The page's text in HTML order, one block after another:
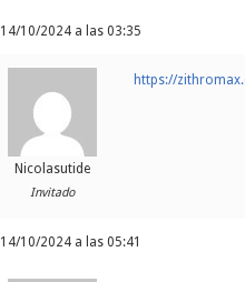
14/10/2024 a las 03:35
Nicolasutide
Invitado
https://
14/10/2024 a las 05:41